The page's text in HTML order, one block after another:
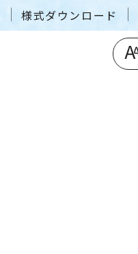
様式ダウンロード